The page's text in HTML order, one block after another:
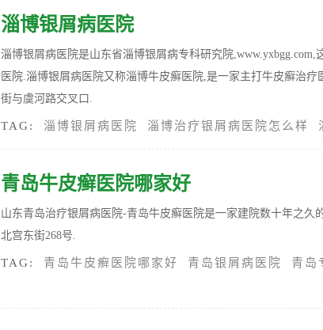
淄博银屑病医院
淄博银屑病医院是山东省淄博银屑病专科研究院
医院.淄博银屑病医院又称淄博牛皮癣医院,是一家主打牛皮癣治
街与虞河路交叉口.
TAG: 淄博银屑病医院 淄博治疗银屑病医院怎么样
青岛牛皮癣医院哪家好
山东青岛治疗银屑病医院-青岛牛皮癣医院是一家建院数十年之久
北宫东街268号.
TAG: 青岛牛皮癣医院哪家好 青岛银屑病医院 青岛